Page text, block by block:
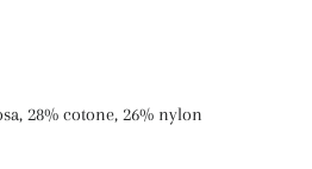
28% cotone, 26% nylon